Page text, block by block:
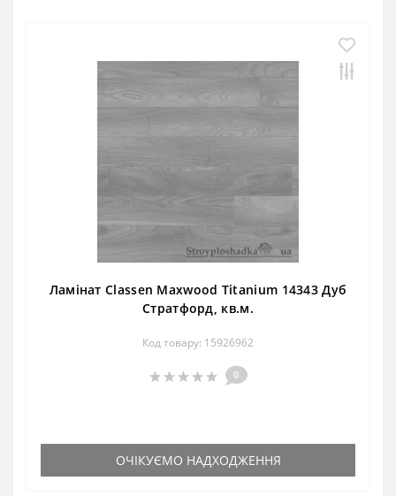
Ламінат Classen Maxwood Titanium 14343 Дуб
Стратфорд, кв.м.
Код товару: 15926962
0
ОЧІКУЄМО НАДХОДЖЕННЯ